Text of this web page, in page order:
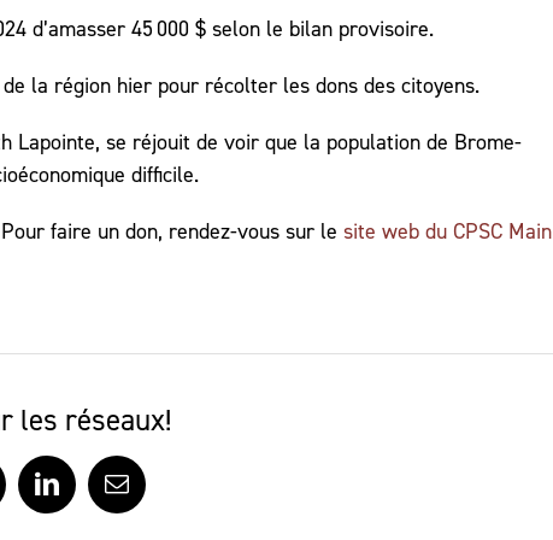
d’amasser 45 000 $ selon le bilan provisoire.
la région hier pour récolter les dons des citoyens.
Lapointe, se réjouit de voir que la population de Brome-
difficile.
faire un don, rendez-vous sur le site web du CPSC Main
les réseaux!
LinkedInCourriel